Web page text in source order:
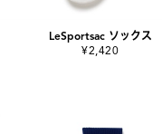
LeSportsac ソックス
¥2,420